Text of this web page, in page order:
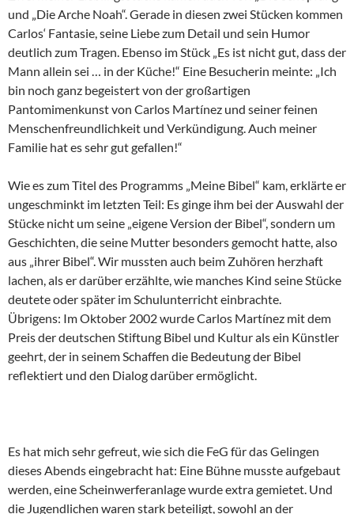
und „Die Arche Noah“. Gerade in diesen zwei Stücken kommen
Carlos‘ Fantasie, seine Liebe zum Detail und sein Humor
deutlich zum Tragen. Ebenso im Stück „Es ist nicht gut, dass der
Mann allein sei … in der Küche!“ Eine Besucherin meinte: „Ich
bin noch ganz begeistert von der großartigen
Pantomimenkunst von Carlos Martínez und seiner feinen
Menschenfreundlichkeit und Verkündigung. Auch meiner
Familie hat es sehr gut gefallen!“
Wie es zum Titel des Programms „Meine Bibel“ kam, erklärte er
ungeschminkt im letzten Teil: Es ginge ihm bei der Auswahl der
Stücke nicht um seine „eigene Version der Bibel“, sondern um
Geschichten, die seine Mutter besonders gemocht hatte, also
aus „ihrer Bibel“. Wir mussten auch beim Zuhören herzhaft
lachen, als er darüber erzählte, wie manches Kind seine Stücke
deutete oder später im Schulunterricht einbrachte.
Übrigens: Im Oktober 2002 wurde Carlos Martínez mit dem
Preis der deutschen Stiftung Bibel und Kultur als ein Künstler
geehrt, der in seinem Schaffen die Bedeutung der Bibel
reflektiert und den Dialog darüber ermöglicht.
Es hat mich sehr gefreut, wie sich die FeG für das Gelingen
dieses Abends eingebracht hat: Eine Bühne musste aufgebaut
werden, eine Scheinwerferanlage wurde extra gemietet. Und
die Jugendlichen waren stark beteiligt, sowohl an der